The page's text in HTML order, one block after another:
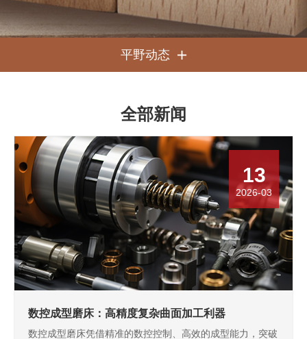
平野动态 
全部新闻
13
2026-03
数控成型磨床：高精度复杂曲面加工利器
数控成型磨床凭借精准的数控控制、高效的成型能力，突破